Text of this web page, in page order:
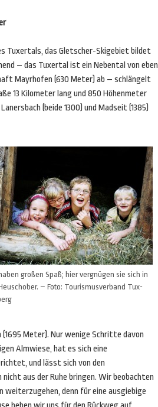
Tuxertals, das Gletscher-Skigebiet bildet
– das Tuxertal ist ein Nebental von eben
Mayrhofen (630 Meter) ab – schlängelt
13 Kilometer lang und 850 Höhenmeter
(beide 1300) und Madseit (1385)
großen Spaß; hier vergnügen sie sich in
– Foto: Tourismusverband Tux-
Meter). Nur wenige Schritte davon
Almwiese, hat es sich eine
und lässt sich von den
aus der Ruhe bringen. Wir beobachten
weiterzugehen, denn für eine ausgiebige